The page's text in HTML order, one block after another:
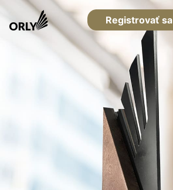
Registrovať sa